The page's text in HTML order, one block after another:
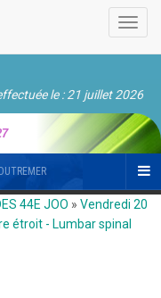
le : 21 juillet 2026
44E JOO » Vendredi 20
étroit - Lumbar spinal